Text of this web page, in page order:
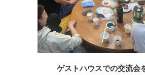
ゲストハウスでの交流会